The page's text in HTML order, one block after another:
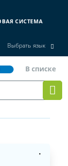
СИСТЕМА
Выбрать язык